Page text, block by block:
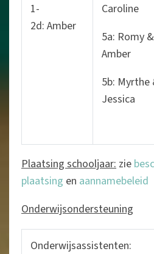
1-
2d: Amber
Caroline
5a: Romy &
Amber
5b: Myrthe
Jessica
Plaatsing schooljaar: zie
plaatsing en aannamebeleid
Onderwijsondersteuning
Onderwijsassistenten: